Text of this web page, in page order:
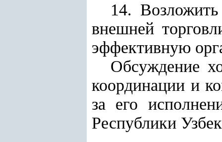
14.
внешней
эффективную
Обсуждение
координации и
за его
Республики